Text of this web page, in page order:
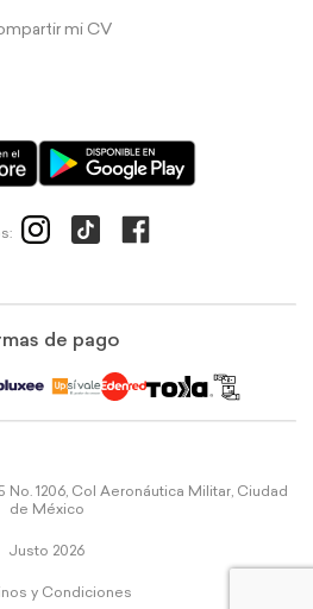
mi CV
de pago
No. 1206, Col Aeronáutica Militar, Ciudad
de México
Justo 2026
y Condiciones